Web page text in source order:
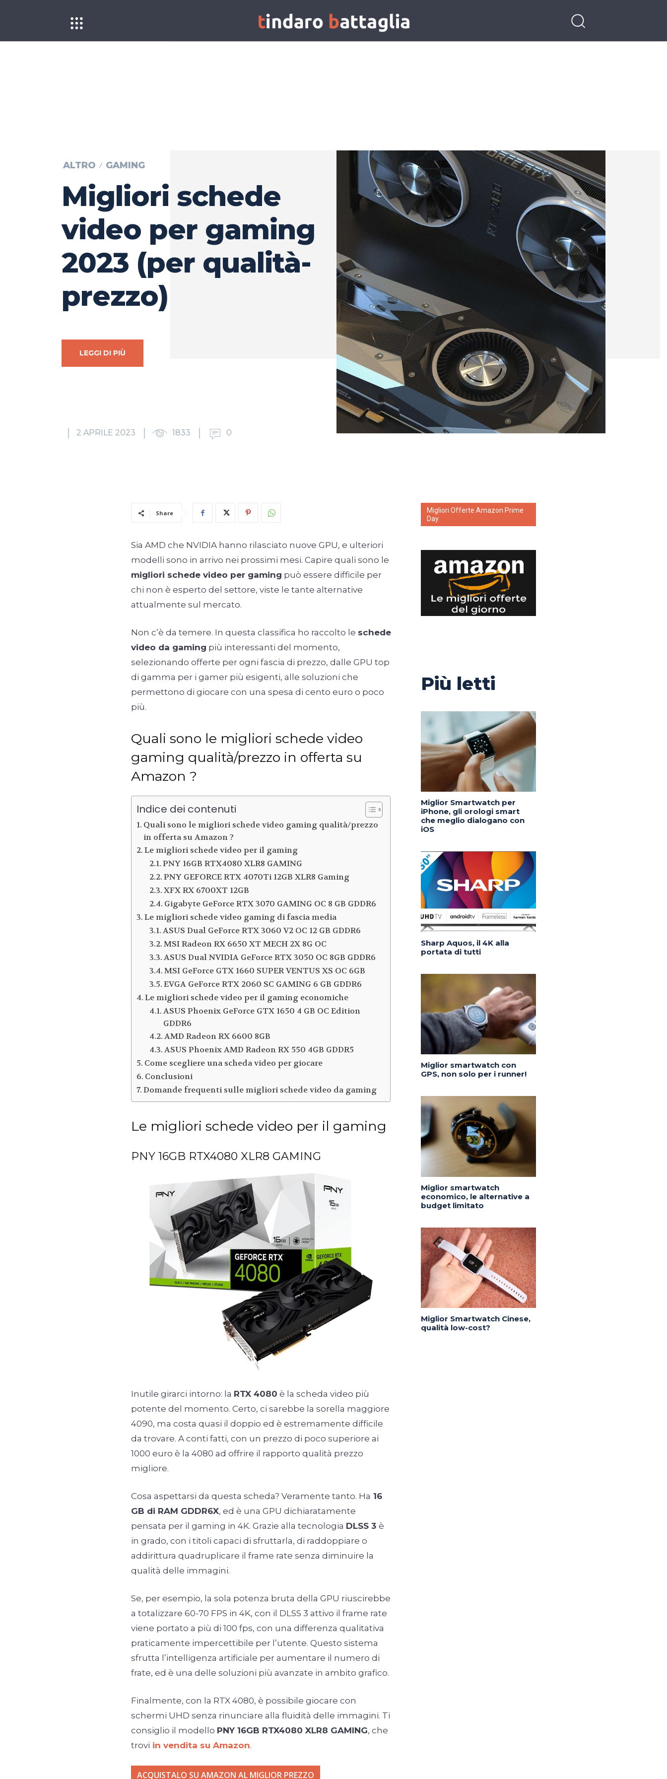
ALTRO GAMING
Migliori schede
video per gaming
2023 (per qualità-
prezzo)
LEGGI DI PIÙ
2 APRILE 2023 1833 0
Share
Sia AMD che NVIDIA hanno rilasciato nuove GPU, e ulteriori
modelli sono in arrivo nei prossimi mesi. Capire quali sono le
migliori schede video per gaming può essere difficile per
chi non è esperto del settore, viste le tante alternative
attualmente sul mercato.
Non c’è da temere. In questa classifica ho raccolto le schede
video da gaming più interessanti del momento,
selezionando offerte per ogni fascia di prezzo, dalle GPU top
di gamma per i gamer più esigenti, alle soluzioni che
permettono di giocare con una spesa di cento euro o poco
più.
Quali sono le migliori schede video
gaming qualità/prezzo in offerta su
Amazon ?
Indice dei contenuti
Quali sono le migliori schede video gaming qualità/prezzo
in offerta su Amazon ?
Le migliori schede video per il gaming
PNY 16GB RTX4080 XLR8 GAMING
PNY GEFORCE RTX 4070Ti 12GB XLR8 Gaming
XFX RX 6700XT 12GB
Gigabyte GeForce RTX 3070 GAMING OC 8 GB GDDR6
Le migliori schede video gaming di fascia media
ASUS Dual GeForce RTX 3060 V2 OC 12 GB GDDR6
MSI Radeon RX 6650 XT MECH 2X 8G OC
ASUS Dual NVIDIA GeForce RTX 3050 OC 8GB GDDR6
MSI GeForce GTX 1660 SUPER VENTUS XS OC 6GB
EVGA GeForce RTX 2060 SC GAMING 6 GB GDDR6
Le migliori schede video per il gaming economiche
ASUS Phoenix GeForce GTX 1650 4 GB OC Edition
GDDR6
AMD Radeon RX 6600 8GB
ASUS Phoenix AMD Radeon RX 550 4GB GDDR5
Come scegliere una scheda video per giocare
Conclusioni
Domande frequenti sulle migliori schede video da gaming
Le migliori schede video per il gaming
PNY 16GB RTX4080 XLR8 GAMING
Inutile girarci intorno: la RTX 4080 è la scheda video più
potente del momento. Certo, ci sarebbe la sorella maggiore
4090, ma costa quasi il doppio ed è estremamente difficile
da trovare. A conti fatti, con un prezzo di poco superiore ai
1000 euro è la 4080 ad offrire il rapporto qualità prezzo
migliore.
Cosa aspettarsi da questa scheda? Veramente tanto. Ha 16
GB di RAM GDDR6X, ed è una GPU dichiaratamente
pensata per il gaming in 4K. Grazie alla tecnologia DLSS 3 è
in grado, con i titoli capaci di sfruttarla, di raddoppiare o
addirittura quadruplicare il frame rate senza diminuire la
qualità delle immagini.
Se, per esempio, la sola potenza bruta della GPU riuscirebbe
a totalizzare 60-70 FPS in 4K, con il DLSS 3 attivo il frame rate
viene portato a più di 100 fps, con una differenza qualitativa
praticamente impercettibile per l’utente. Questo sistema
sfrutta l’intelligenza artificiale per aumentare il numero di
frate, ed è una delle soluzioni più avanzate in ambito grafico.
Finalmente, con la RTX 4080, è possibile giocare con
schermi UHD senza rinunciare alla fluidità delle immagini. Ti
consiglio il modello PNY 16GB RTX4080 XLR8 GAMING, che
trovi in vendita su Amazon.
ACQUISTALO SU AMAZON AL MIGLIOR PREZZO
Migliori Offerte Amazon Prime
Day
Più letti
Miglior Smartwatch per
iPhone, gli orologi smart
che meglio dialogano con
iOS
Sharp Aquos, il 4K alla
portata di tutti
Miglior smartwatch con
GPS, non solo per i runner!
Miglior smartwatch
economico, le alternative a
budget limitato
Miglior Smartwatch Cinese,
qualità low-cost?